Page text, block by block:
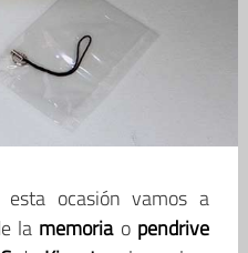
esta ocasión vamos a
la memoriao pendrive